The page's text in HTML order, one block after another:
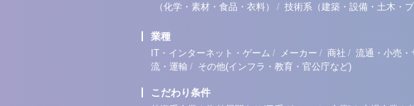
（化学・素材・食品・衣料）
/ 技術系（建築・設備・土木・プ
業種
IT・インターネット・ゲーム / メーカー / 商社 / 流通・小売・
流・運輸 / その他(インフラ・教育・官公庁など)
こだわり条件